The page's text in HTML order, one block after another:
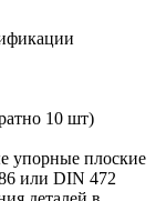
10 шт)
упорные плоские
или DIN 472